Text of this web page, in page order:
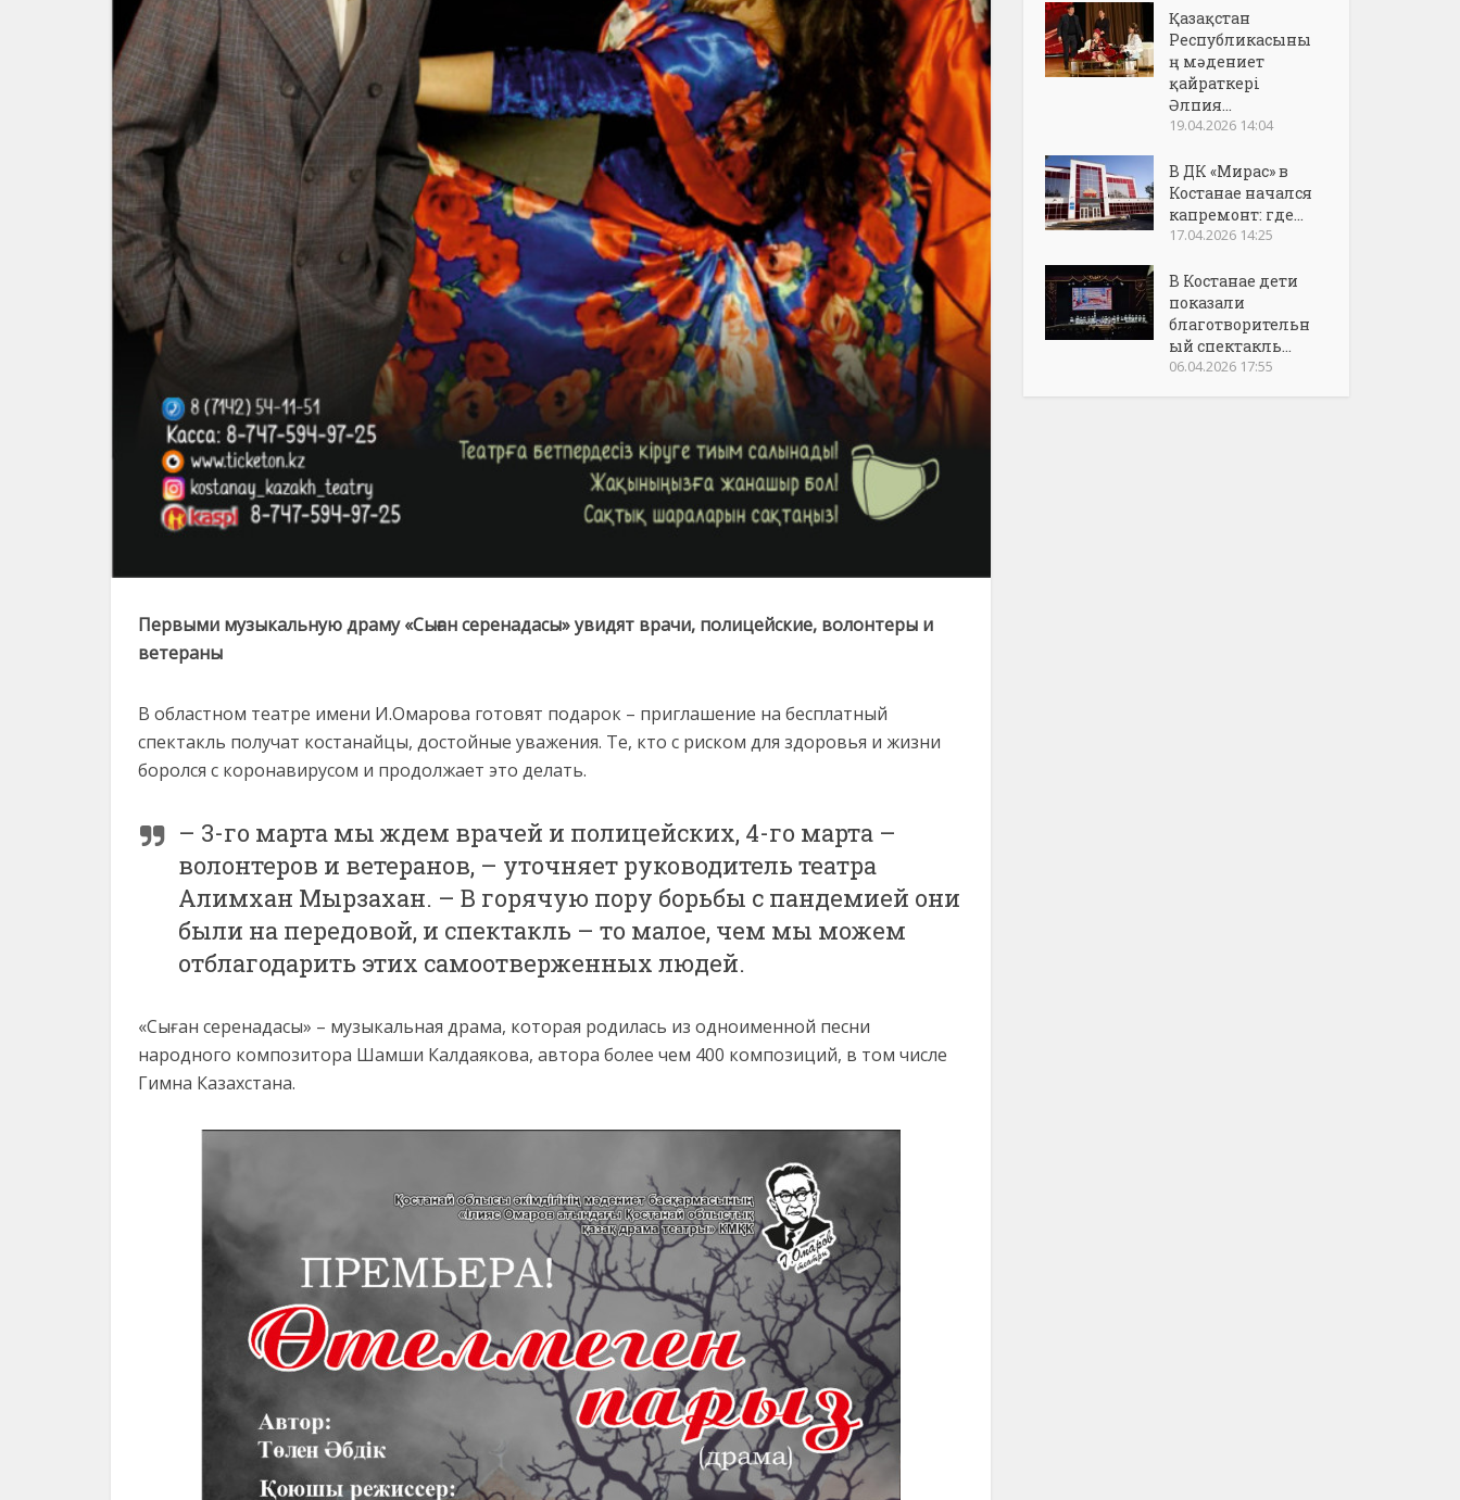
Первыми музыкальную драму «Сыған серенадасы» увидят врачи, полицейские, волонтеры и
ветераны
В областном театре имени И.Омарова готовят подарок – приглашение на бесплатный
спектакль получат костанайцы, достойные уважения. Те, кто с риском для здоровья и жизни
боролся с коронавирусом и продолжает это делать.
– 3-го марта мы ждем врачей и полицейских, 4-го марта –
волонтеров и ветеранов, – уточняет руководитель театра
Алимхан Мырзахан. – В горячую пору борьбы с пандемией они
были на передовой, и спектакль – то малое, чем мы можем
отблагодарить этих самоотверженных людей.
«Сыған серенадасы» – музыкальная драма, которая родилась из одноименной песни
народного композитора Шамши Калдаякова, автора более чем 400 композиций, в том числе
Гимна Казахстана.
Қазақстан
Республикасыны
ң мәдениет
қайраткері
Әлпия...
19.04.2026 14:04
В ДК «Мирас» в
Костанае начался
капремонт: где...
17.04.2026 14:25
В Костанае дети
показали
благотворительн
ый спектакль...
06.04.2026 17:55